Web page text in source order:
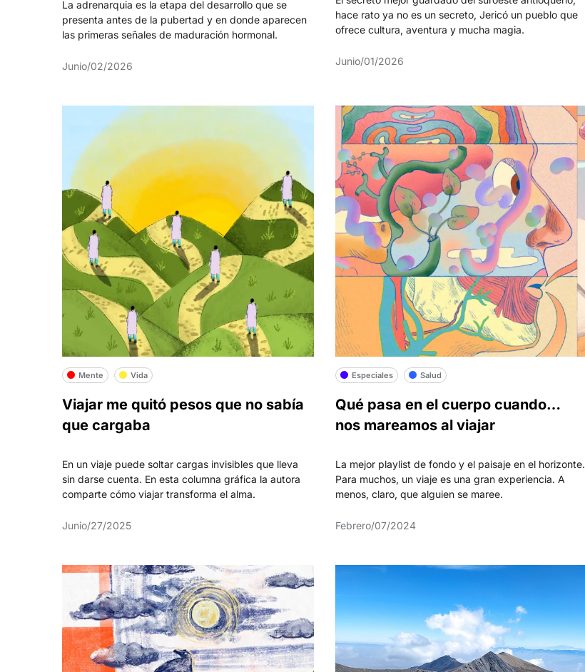
La adrenarquia es la etapa del desarrollo que se
presenta antes de la pubertad y en donde aparecen
las primeras señales de maduración hormonal.
Junio/02/2026
hace rato ya no es un secreto, Jericó un pueblo que
ofrece cultura, aventura y mucha magia.
Junio/01/2026
Mente Vida
Viajar me quitó pesos que no sabía
que cargaba
En un viaje puede soltar cargas invisibles que lleva
sin darse cuenta. En esta columna gráfica la autora
comparte cómo viajar transforma el alma.
Junio/27/2025
Especiales Salud
Qué pasa en el cuerpo cuando…
nos mareamos al viajar
La mejor playlist de fondo y el paisaje en el horizonte.
Para muchos, un viaje es una gran experiencia. A
menos, claro, que alguien se maree.
Febrero/07/2024